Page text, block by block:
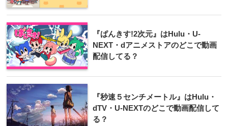
『ぱんきす!2次元』はHulu・U-
NEXT・dアニメストアのどこで動画
配信してる？
『秒速５センチメートル』はHulu・
dTV・U-NEXTのどこで動画配信して
る？